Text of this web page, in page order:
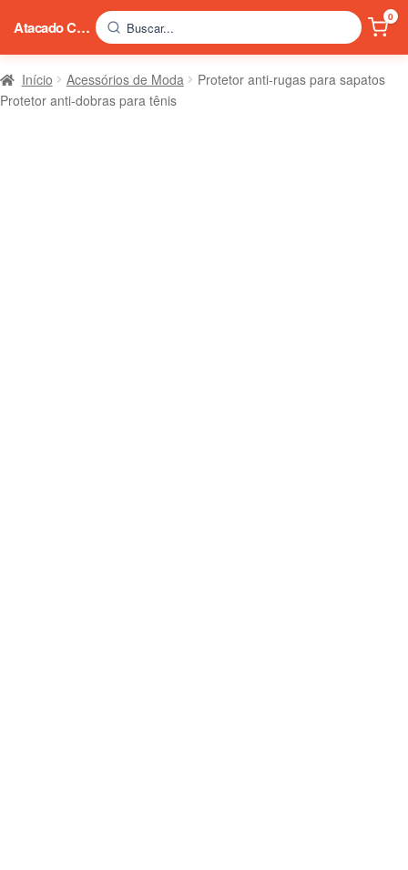
Início Acessórios de Moda
Protetor anti-rugas para sapatos
Protetor anti-dobras para tênis
Atacado China Buscar...
0